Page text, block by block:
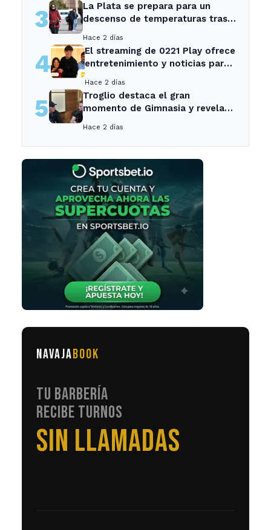
3
La Plata se prepara para un
descenso de temperaturas tras
Hace 2 días
4
El streaming de 0221 Play ofrece
entretenimiento y noticias para
Hace 2 días
5
Troglio destaca el gran
momento de Gimnasia y revela
Hace 2 días
NAVAJABOOK
TU BARBERÍA
RECIBE TURNOS
EN AUTOMÁTICO